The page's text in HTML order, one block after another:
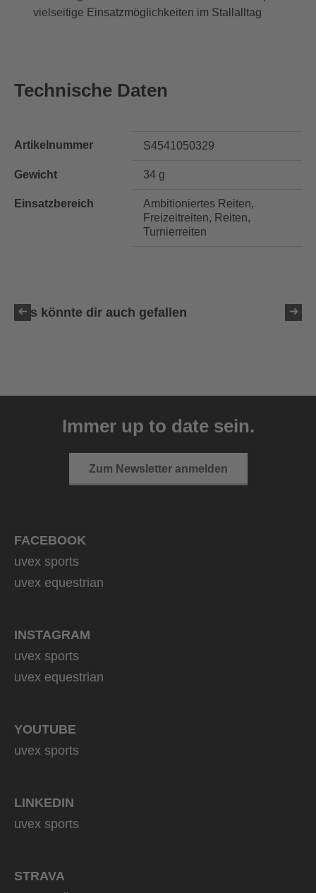
vielseitige Einsatzmöglichkeiten im Stallalltag
Technische Daten
Artikelnummer S4541050329
Gewicht 34 g
Einsatzbereich
Ambitioniertes Reiten,
Freizeitreiten, Reiten,
Turnierreiten
Das könnte dir auch gefallen
9 FarbvariantenImmer up to date sein.
Zum Newsletter anmelden
FACEBOOK
uvex sports
uvex equestrian
INSTAGRAM
uvex sports
uvex equestrian
YOUTUBE
uvex sports
LINKEDIN
uvex sports
STRAVA